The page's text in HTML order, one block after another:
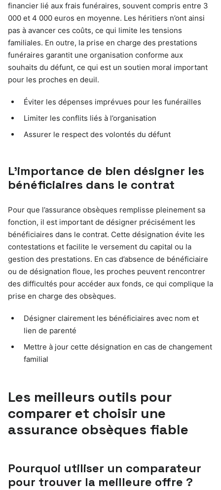
financier lié aux frais funéraires, souvent compris entre 3
000 et 4 000 euros en moyenne. Les héritiers n’ont ainsi
pas à avancer ces coûts, ce qui limite les tensions
familiales. En outre, la prise en charge des prestations
funéraires garantit une organisation conforme aux
souhaits du défunt, ce qui est un soutien moral important
pour les proches en deuil.
Éviter les dépenses imprévues pour les funérailles
Limiter les conflits liés à l’organisation
Assurer le respect des volontés du défunt
L’importance de bien désigner les
bénéficiaires dans le contrat
Pour que l’assurance obsèques remplisse pleinement sa
fonction, il est important de désigner précisément les
bénéficiaires dans le contrat. Cette désignation évite les
contestations et facilite le versement du capital ou la
gestion des prestations. En cas d’absence de bénéficiaire
ou de désignation floue, les proches peuvent rencontrer
des difficultés pour accéder aux fonds, ce qui complique la
prise en charge des obsèques.
Désigner clairement les bénéficiaires avec nom et
lien de parenté
Mettre à jour cette désignation en cas de changement
familial
Les meilleurs outils pour
comparer et choisir une
assurance obsèques fiable
Pourquoi utiliser un comparateur
pour trouver la meilleure offre ?